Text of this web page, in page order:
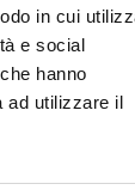
in cui
e social
hanno
ad utilizzare il